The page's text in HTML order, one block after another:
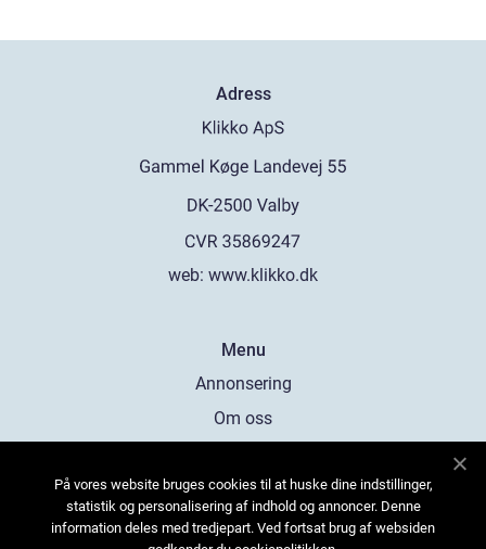
Adress
web: www.klikko.dk
Menu
Annonsering
Om oss
Kontakta oss
Sitemap
På vores website bruges cookies til at huske dine indstillinger,
statistik og personalisering af indhold og annoncer. Denne
information deles med tredjepart. Ved fortsat brug af websiden